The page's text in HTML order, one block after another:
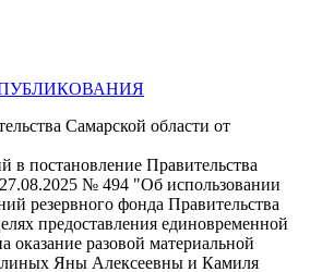
Самарской области от
в постановление Правительства
№ 494 "Об использовании
резервного фонда Правительства
предоставления единовременной
оказание разовой материальной
Яны Алексеевны и Камиля